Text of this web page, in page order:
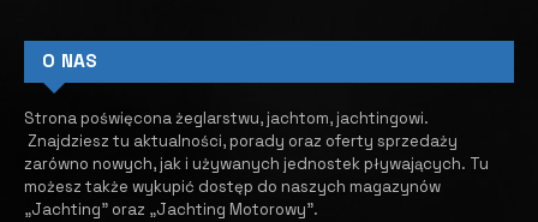
O NAS
Strona poświęcona żeglarstwu, jachtom, jachtingowi.
Znajdziesz tu aktualności, porady oraz oferty sprzedaży
zarówno nowych, jak i używanych jednostek pływających. ​ Tu
możesz także wykupić dostęp do naszych magazynów
„Jachting” oraz „Jachting Motorowy”.